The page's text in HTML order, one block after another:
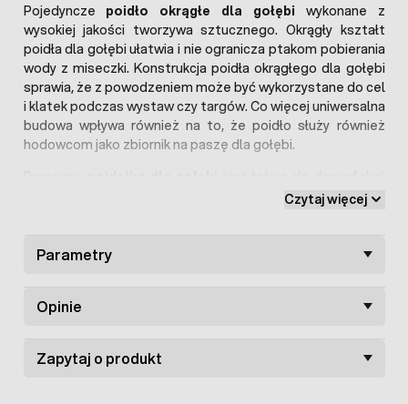
Pojedyncze poidło okrągłe dla gołębi wykonane z
wysokiej jakości tworzywa sztucznego. Okrągły kształt
poidła dla gołębi ułatwia i nie ogranicza ptakom pobierania
wody z miseczki. Konstrukcja poidła okrągłego dla gołębi
sprawia, że z powodzeniem może być wykorzystane do cel
i klatek podczas wystaw czy targów. Co więcej uniwersalna
budowa wpływa również na to, że poidło służy również
hodowcom jako zbiornik na paszę dla gołębi.
oraz odporne jest na uszkodzenia. Zaokrąglone brzegi
Solidny uchwyt daje gwarancję stabilnego łączenia.
Wymiary poidła dla gołębi:
uchwyt: 6,3 x 2 cm
Czytaj więcej
Parametry
Opinie
Zapytaj o produkt